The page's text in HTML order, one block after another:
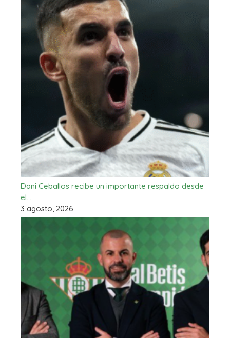
Dani Ceballos recibe un importante respaldo desde
el…
3 agosto, 2026